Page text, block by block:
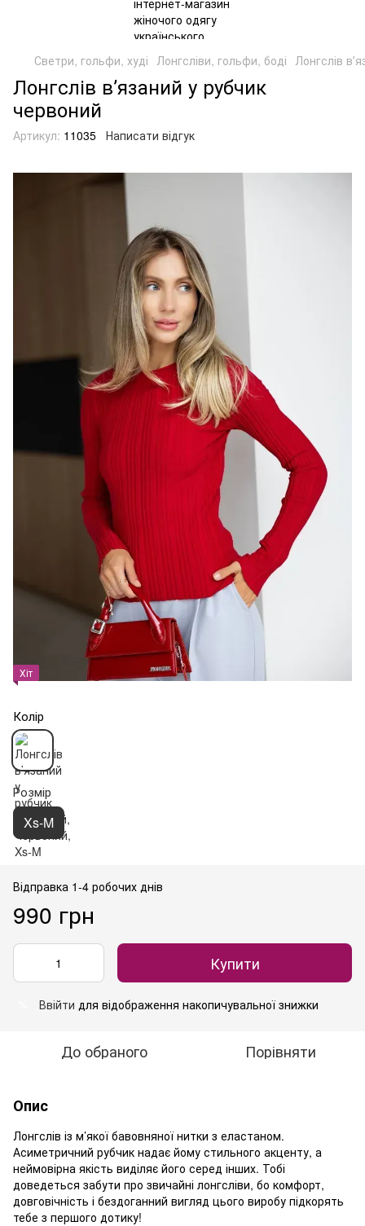
Светри, гольфи, худі Лонгсліви, гольфи, боді Лонгслів
Лонгслів вʼязаний у рубчик
червоний
Артикул: 11035 Написати відгук
Хіт
Колір
Розмір
Xs-M
Відправка 1-4 робочих днів
990 грн
Купити
Ввійти для відображення накопичувальної знижки
До обраного Порівняти
Опис
Лонгслів із м’якої бавовняної нитки з еластаном.
Асиметричний рубчик надає йому стильного акценту, а
неймовірна якість виділяє його серед інших. Тобі
доведеться забути про звичайні лонгсліви, бо комфорт,
довговічність і бездоганний вигляд цього виробу підкорять
тебе з першого дотику!